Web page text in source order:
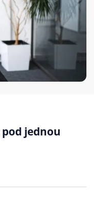
jednou